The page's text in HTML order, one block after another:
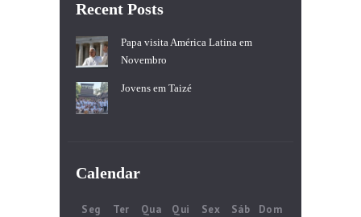
Recent Posts
Papa visita América Latina em
Novembro
Jovens em Taizé
Calendar
Seg Ter Qua Qui Sex Sáb Dom